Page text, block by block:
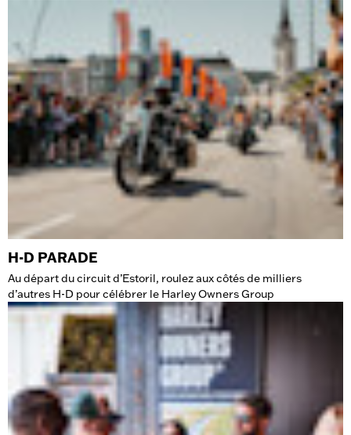
H-D PARADE
Au départ du circuit d’Estoril, roulez aux côtés de milliers
d’autres H-D pour célébrer le Harley Owners Group